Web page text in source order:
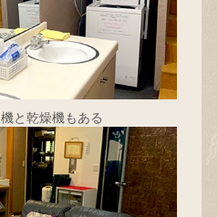
と乾燥機もある